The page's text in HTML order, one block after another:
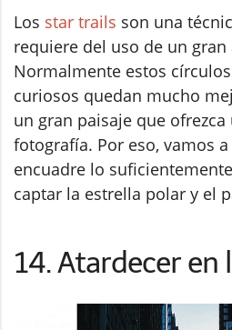
Los star trails son una
requiere del uso de un gran
Normalmente estos
curiosos quedan mucho
un gran paisaje que
fotografía. Por eso, vamos
encuadre lo
captar la estrella polar y el
14. Atardecer en